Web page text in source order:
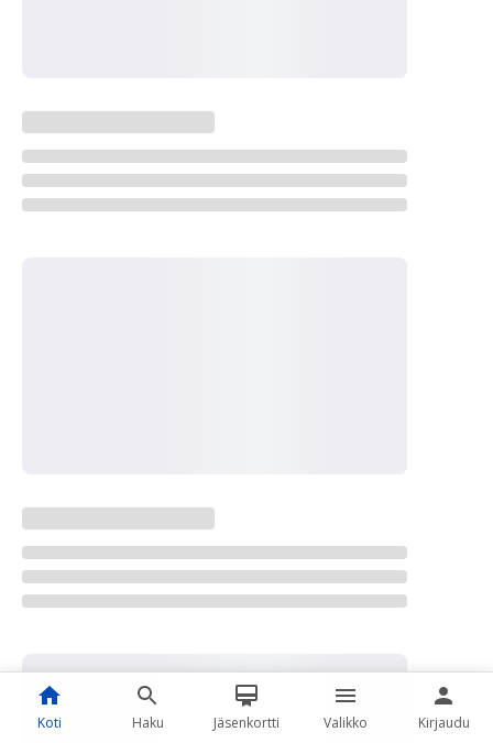
Koti Haku Jäsenkortti Valikko Kirjaudu